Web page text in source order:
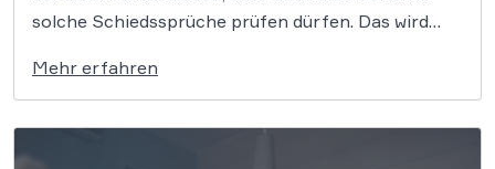
solche Schiedssprüche prüfen dürfen. Das wird
Sport haben. Der CAS jedenfalls verliert an Macht.
Der Europäische Gerichtshof (EuGH) hat
entschieden, dass staatliche Gerichte in der […]
Mehr erfahren